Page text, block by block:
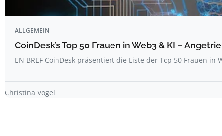
ALLGEMEIN
CoinDesk’s Top 50 Frauen in Web3 & KI –
EN BREF CoinDesk präsentiert die Liste der Top 50 Frauen in
Christina Vogel